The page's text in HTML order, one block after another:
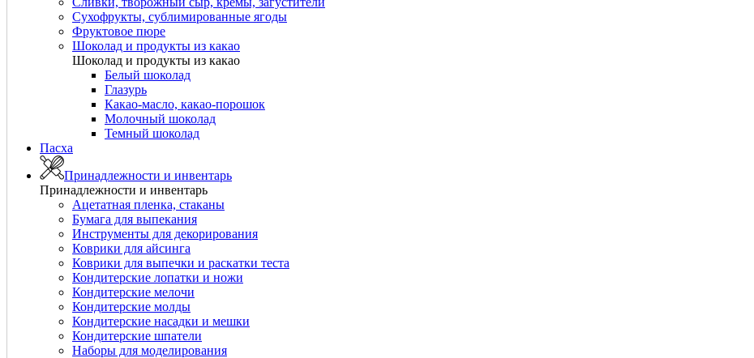
Сухофрукты, сублимированные ягоды
Фруктовое пюре
Шоколад и продукты из какао
Шоколад и продукты из какао
Белый шоколад
Глазурь
Какао-масло, какао-порошок
Молочный шоколад
Темный шоколад
Пасха
Принадлежности и инвентарь
Принадлежности и инвентарь
Ацетатная пленка, стаканы
Бумага для выпекания
Инструменты для декорирования
Коврики для айсинга
Коврики для выпечки и раскатки теста
Кондитерские лопатки и ножи
Кондитерские мелочи
Кондитерские молды
Кондитерские насадки и мешки
Кондитерские шпатели
Наборы для моделирования